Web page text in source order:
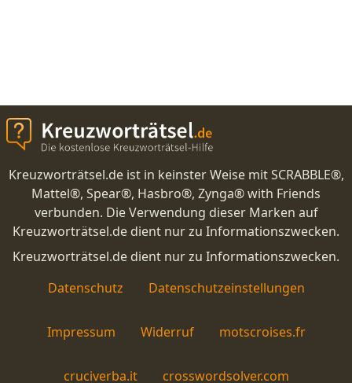
Kreuzworträtsel.de ist in keinster Weise mit SCRABBLE®,
Mattel®, Spear®, Hasbro®, Zynga® with Friends
verbunden. Die Verwendung dieser Marken auf
Kreuzworträtsel.de dient nur zu Informationszwecken.
Kreuzworträtsel.de dient nur zu Informationszwecken.
Datenschutz
Datenschutzeinstellungen
Impressum Widerruf motscroises.fr
cruciverba.it crosswordsolver.com